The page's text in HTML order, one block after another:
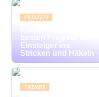
FREIZEIT
besten Projekte für
Einsteiger ins
Stricken und Häkeln
TRENDS